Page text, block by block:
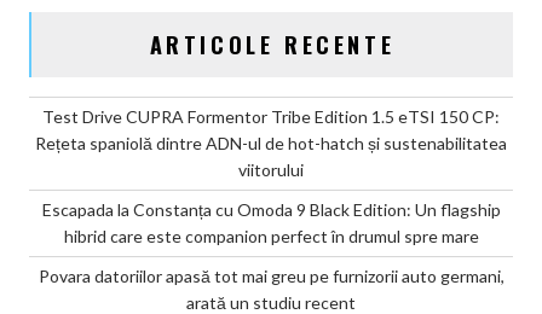
ARTICOLE RECENTE
Test Drive CUPRA Formentor Tribe Edition 1.5 eTSI 150 CP:
Rețeta spaniolă dintre ADN-ul de hot-hatch și sustenabilitatea
viitorului
Escapada la Constanța cu Omoda 9 Black Edition: Un flagship
hibrid care este companion perfect în drumul spre mare
Povara datoriilor apasă tot mai greu pe furnizorii auto germani,
arată un studiu recent